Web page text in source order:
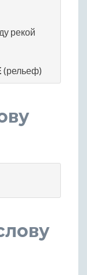
рекой
(рельеф)